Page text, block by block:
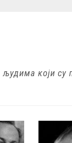
људима који